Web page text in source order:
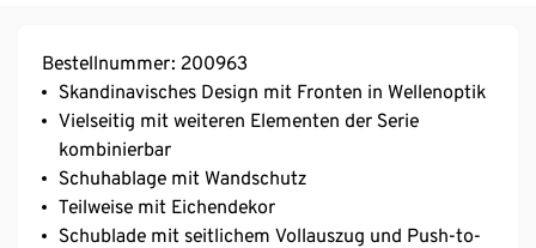
Bestellnummer: 200963
Skandinavisches Design mit Fronten in Wellenoptik
Vielseitig mit weiteren Elementen der Serie
kombinierbar
Schuhablage mit Wandschutz
Teilweise mit Eichendekor
Schublade mit seitlichem Vollauszug und Push-to-